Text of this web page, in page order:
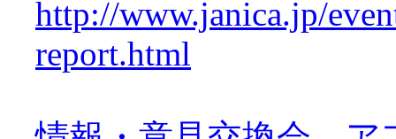
http://www.janica.jp/
report.html